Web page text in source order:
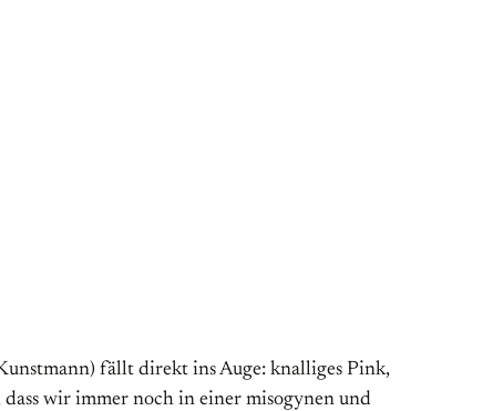
fällt direkt ins Auge: knalliges Pink,
wir immer noch in einer misogynen und